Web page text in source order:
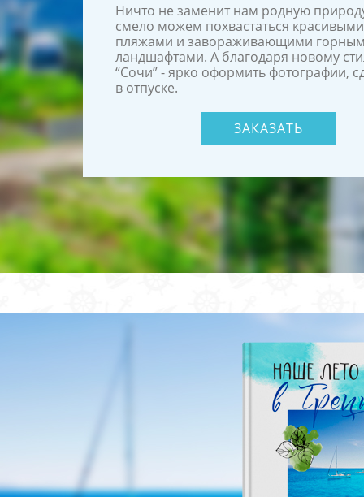
Ничто не заменит нам родную
смело можем похвастаться красивыми
пляжами и завораживающими
ландшафтами. А благодаря новому
“Сочи” - ярко оформить фотографии,
в отпуске.
ЗАКАЗАТЬ